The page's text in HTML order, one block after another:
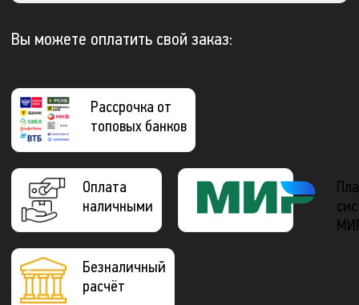
Вы можете оплатить свой заказ:
Рассрочка от
топовых банков
Оплата
наличными
Безналичный
расчёт